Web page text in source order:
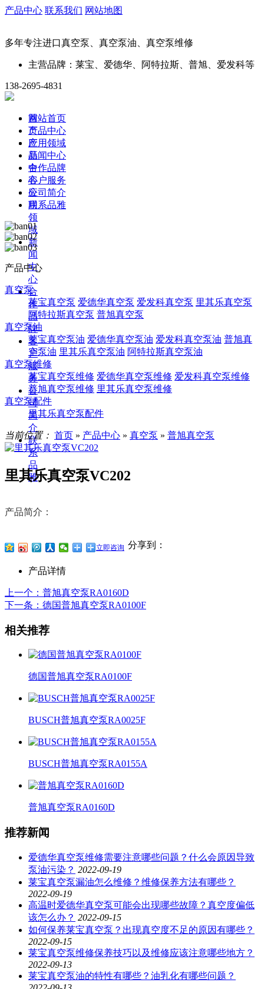
产品中心 联系我们 网站地图
多年专注进口真空泵、真空泵油、真空泵维修
主营品牌：莱宝、爱德华、阿特拉斯、普旭、爱发科等
138-2695-4831
首
页
产
品
中
心
应
用
领
域
新
闻
中
心
合
作
品
牌
客
户
服
务
公
司
简
介
联
系
品
雅
网站首页
产品中心
应用领域
新闻中心
合作品牌
客户服务
公司简介
联系品雅
产品中心
真空泵
莱宝真空泵 爱德华真空泵 爱发科真空泵 里其乐真空泵
阿特拉斯真空泵 普旭真空泵
真空泵油
莱宝真空泵油 爱德华真空泵油 爱发科真空泵油 普旭真
空泵油 里其乐真空泵油 阿特拉斯真空泵油
真空泵维修
莱宝真空泵维修 爱德华真空泵维修 爱发科真空泵维修
普旭真空泵维修 里其乐真空泵维修
真空泵配件
里其乐真空泵配件
当前位置： 首页 » 产品中心 » 真空泵 » 普旭真空泵
里其乐真空泵VC202
产品简介：
分享到：
立即咨询
产品详情
上一个 ：普旭真空泵RA0160D
下一条 ：德国普旭真空泵RA0100F
相关推荐
德国普旭真空泵RA0100F
BUSCH普旭真空泵RA0025F
BUSCH普旭真空泵RA0155A
普旭真空泵RA0160D
推荐新闻
爱德华真空泵维修需要注意哪些问题？什么会原因导致
泵油污染？ 2022-09-19
莱宝真空泵漏油怎么维修？维修保养方法有哪些？
2022-09-19
高温时爱德华真空泵可能会出现哪些故障？真空度偏低
该怎么办？ 2022-09-15
如何保养莱宝真空泵？出现真空度不足的原因有哪些？
2022-09-15
莱宝真空泵维修保养技巧以及维修应该注意哪些地方？
2022-09-13
莱宝真空泵油的特性有哪些？油乳化有哪些问题？